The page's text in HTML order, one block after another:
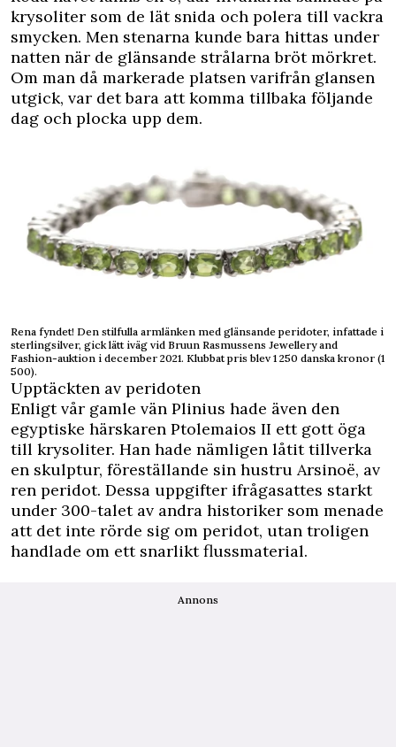
krysoliter som de lät snida och polera till vackra
smycken. Men stenarna kunde bara hittas under
natten när de glänsande strålarna bröt mörkret.
Om man då markerade platsen varifrån glansen
utgick, var det bara att komma tillbaka följande
dag och plocka upp dem.
Rena fyndet! Den stilfulla armlänken med glänsande peridoter, infattade i
sterlingsilver, gick lätt iväg vid Bruun Rasmussens Jewellery and
Fashion-auktion i december 2021. Klubbat pris blev 1 250 danska kronor (1
500).
Upptäckten av peridoten
Enligt vår gamle vän Plinius hade även den
egyptiske härskaren Ptolemaios II ett gott öga
till krysoliter. Han hade nämligen låtit tillverka
en skulptur, föreställande sin hustru Arsinoë, av
ren peridot. Dessa uppgifter ifrågasattes starkt
under 300-talet av andra historiker som menade
att det inte rörde sig om peridot, utan troligen
handlade om ett snarlikt flussmaterial.
Annons